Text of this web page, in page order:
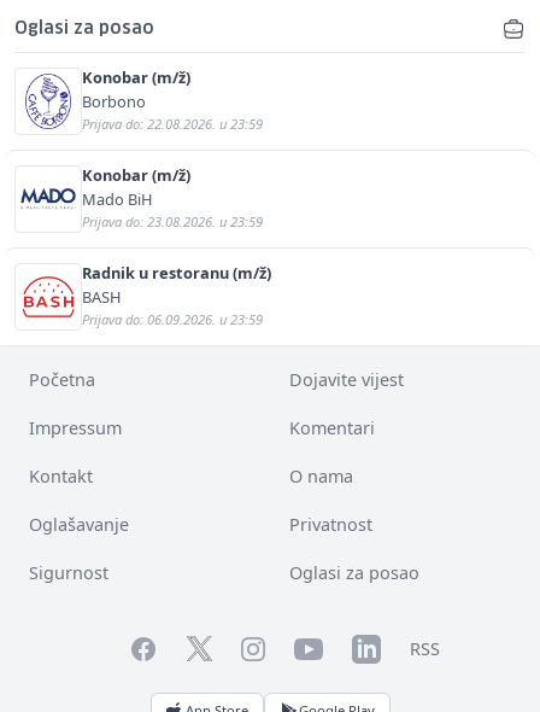
Oglasi za posao
Konobar (m/ž)
Borbono
Prijava do: 22.08.2026. u 23:59
Konobar (m/ž)
Mado BiH
Prijava do: 23.08.2026. u 23:59
Radnik u restoranu (m/ž)
BASH
Prijava do: 06.09.2026. u 23:59
Početna Dojavite vijest
Impressum Komentari
Kontakt O nama
Oglašavanje Privatnost
Sigurnost Oglasi za posao
FacebookTwitterInstagramYouTubeLinkedInRSS